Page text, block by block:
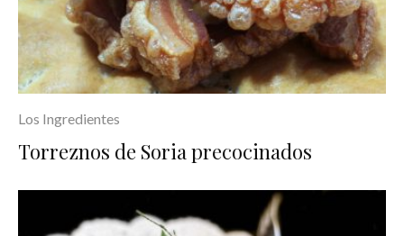
Los Ingredientes
Torreznos de Soria precocinados